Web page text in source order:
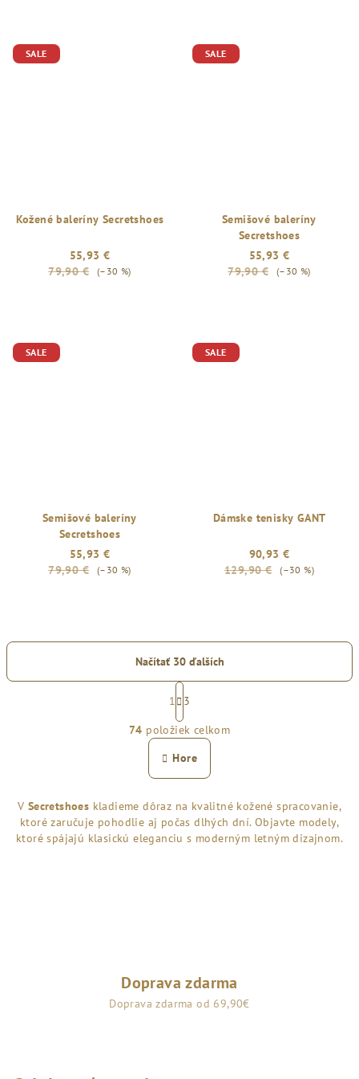
SALE
Kožené baleríny Secretshoes
55,93 €
79,90 €
(–30 %)
SALE
Semišové baleríny
Secretshoes
55,93 €
79,90 €
(–30 %)
SALE
Semišové baleríny
Secretshoes
55,93 €
79,90 €
(–30 %)
SALE
Dámske tenisky GANT
90,93 €
129,90 €
(–30 %)
O
v
l
á
a
c
i
v
ý
p
Načítať 30 ďalších
S
t
r
á
n
k
o
a
n
i
1
3
74 položiek celkom
Hore
V Secretshoes kladieme dôraz na kvalitné kožené spracovanie,
ktoré zaručuje pohodlie aj počas dlhých dní. Objavte modely,
ktoré spájajú klasickú eleganciu s moderným letným dizajnom.
Doprava zdarma
Doprava zdarma od 69,90€